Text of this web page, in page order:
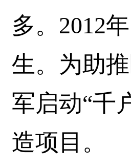
多。2012
生。为助
军启动“千
造项目。